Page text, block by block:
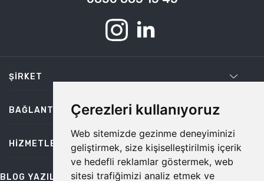
Çerezleri kullanıyoruz
Web sitemizde gezinme deneyiminizi
geliştirmek, size kişiselleştirilmiş içerik
ve hedefli reklamlar göstermek, web
sitesi trafiğimizi analiz etmek ve
ŞIRKET
BAĞLANTILAR
HIZMETLER
BLOG YAZILARI